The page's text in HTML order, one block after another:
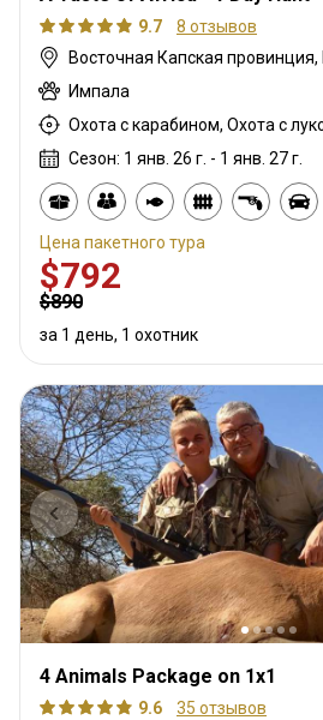
9.7
8 отзывов
Импала
Охота с карабином, Охота с
Сезон: 1 янв. 26 г. - 1 янв. 27 г.
Цена пакетного тура
$792
$890
за 1 день, 1 охотник
4 Animals Package on 1x1
9.6
35 отзывов